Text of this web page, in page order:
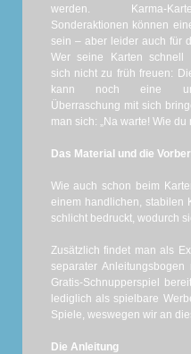
werden. Karma-
Sonderaktionen können
sein – aber leider auch für
Wer seine Karten schnell
sich nicht zu früh freuen:
kann noch eine
Überraschung mit sich
man sich: „Na warte! Wie du
Das Material und die
Wie auch schon beim
einem handlichen, stabilen
schlicht bedruckt, wodurch
Zusätzlich findet man als
separater
Gratis-Schnupperspiel
lediglich als spielbare
Spiele, weswegen wir an
Die Anleitung